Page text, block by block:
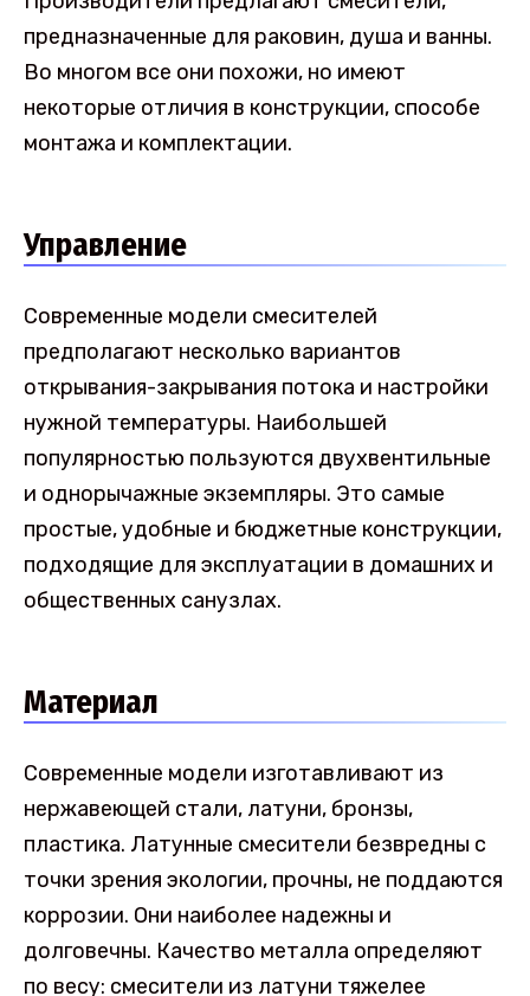
предназначенные для раковин, душа и ванны.
Во многом все они похожи, но имеют
некоторые отличия в конструкции, способе
монтажа и комплектации.
Управление
Современные модели смесителей
предполагают несколько вариантов
открывания-закрывания потока и настройки
нужной температуры. Наибольшей
популярностью пользуются двухвентильные
и однорычажные экземпляры. Это самые
простые, удобные и бюджетные конструкции,
подходящие для эксплуатации в домашних и
общественных санузлах.
Материал
Современные модели изготавливают из
нержавеющей стали, латуни, бронзы,
пластика. Латунные смесители безвредны с
точки зрения экологии, прочны, не поддаются
коррозии. Они наиболее надежны и
долговечны. Качество металла определяют
по весу: смесители из латуни тяжелее